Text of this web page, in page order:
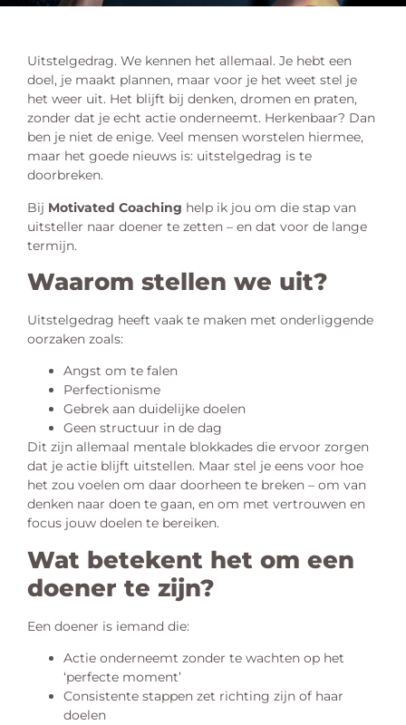
Uitstelgedrag. We kennen het allemaal. Je hebt een
doel, je maakt plannen, maar voor je het weet stel je
het weer uit. Het blijft bij denken, dromen en praten,
zonder dat je echt actie onderneemt. Herkenbaar? Dan
ben je niet de enige. Veel mensen worstelen hiermee,
maar het goede nieuws is: uitstelgedrag is te
doorbreken.
Bij Motivated Coaching help ik jou om die stap van
uitsteller naar doener te zetten – en dat voor de lange
termijn.
Waarom stellen we uit?
Uitstelgedrag heeft vaak te maken met onderliggende
oorzaken zoals:
Angst om te falen
Perfectionisme
Gebrek aan duidelijke doelen
Geen structuur in de dag
Dit zijn allemaal mentale blokkades die ervoor zorgen
dat je actie blijft uitstellen. Maar stel je eens voor hoe
het zou voelen om daar doorheen te breken – om van
denken naar doen te gaan, en om met vertrouwen en
focus jouw doelen te bereiken.
Wat betekent het om een
doener te zijn?
Een doener is iemand die:
Actie onderneemt zonder te wachten op het
‘perfecte moment’
Consistente stappen zet richting zijn of haar
doelen